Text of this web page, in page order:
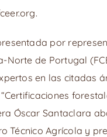
por
Norte de Portugal
en las citadas
Óscar Santaclara
Técnico Agrícola y